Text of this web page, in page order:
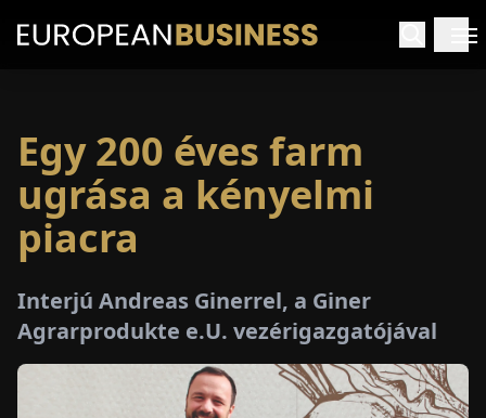
Egy 200 éves farm
ugrása a kényelmi
piacra
Interjú Andreas Ginerrel, a Giner
Agrarprodukte e.U. vezérigazgatójával